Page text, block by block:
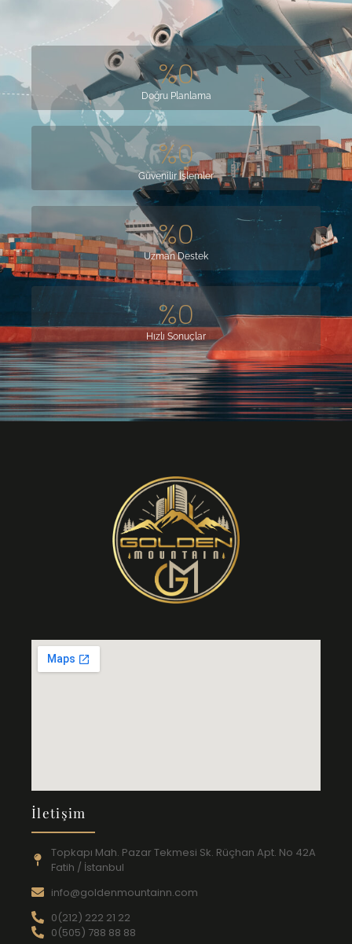
Doğru Planlama
%0
Güvenilir İşlemler
%0
Uzman Destek
%0
Hızlı Sonuçlar
%0
İletişim
Topkapı Mah. Pazar Tekmesi Sk. Rüçhan Apt. No 42A
Fatih / İstanbul
info@goldenmountainn.com
0(212) 222 21 22
0(505) 788 88 88